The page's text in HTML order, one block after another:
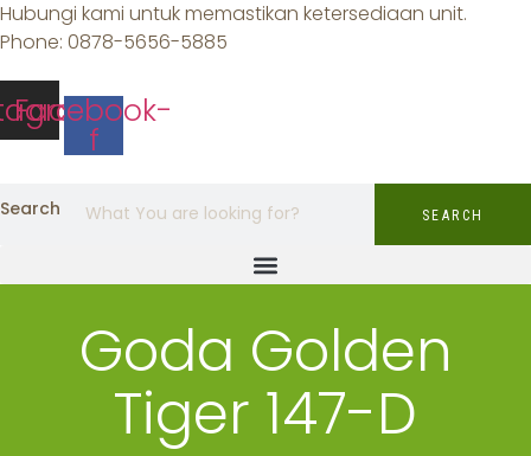
Lewati
ke
Hubungi kami untuk memastikan ketersediaan unit.
Phone: 0878-5656-5885
Facebook-
f
Search SEARCH
Goda Golden
Tiger 147-D